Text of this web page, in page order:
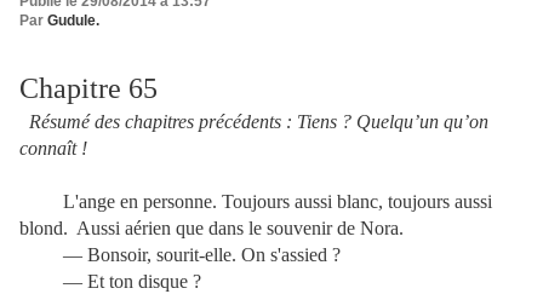
Par Gudule.
Chapitre 65
Résumé des chapitres précédents : Tiens ? Quelqu’un qu’on
connaît !
L'ange en personne. Toujours aussi blanc, toujours aussi
blond. Aussi aérien que dans le souvenir de Nora.
— Bonsoir, sourit-elle. On s'assied ?
— Et ton disque ?